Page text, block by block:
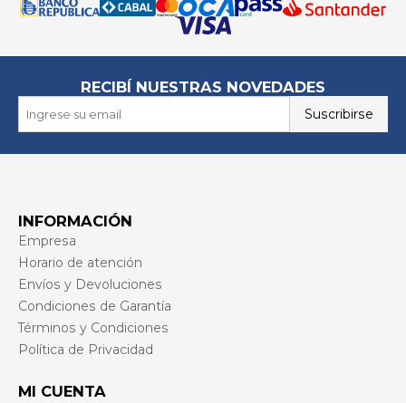
RECIBÍ NUESTRAS NOVEDADES
Suscribirse
INFORMACIÓN
Empresa
Horario de atención
Envíos y Devoluciones
Condiciones de Garantía
Términos y Condiciones
Política de Privacidad
MI CUENTA